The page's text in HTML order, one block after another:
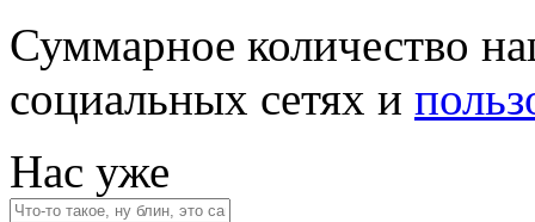
Суммарное количество
социальных сетях и
Нас уже